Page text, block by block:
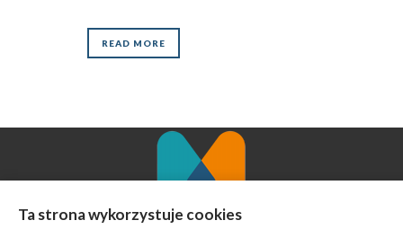
READ MORE
Ta strona wykorzystuje cookies